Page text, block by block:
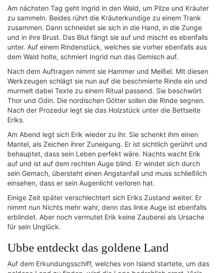
Am nächsten Tag geht Ingrid in den Wald, um Pilze und Kräuter
zu sammeln. Beides rührt die Kräuterkundige zu einem Trank
zusammen. Dann schneidet sie sich in die Hand, in die Zunge
und in ihre Brust. Das Blut fängt sie auf und mischt es ebenfalls
unter. Auf einem Rindenstück, welches sie vorher ebenfalls aus
dem Wald holte, schmiert Ingrid nun das Gemisch auf.
Nach dem Auftragen nimmt sie Hammer und Meißel. Mit diesen
Werkzeugen schlägt sie nun auf die beschmierte Rinde ein und
murmelt dabei Texte zu einem Ritual passend. Sie beschwört
Thor und Odin. Die nordischen Götter sollen die Rinde segnen.
Nach der Prozedur legt sie das Holzstück unter die Bettseite
Eriks.
Am Abend legt sich Erik wieder zu ihr. Sie schenkt ihm einen
Mantel, als Zeichen ihrer Zuneigung. Er ist sichtlich gerührt und
behauptet, dass sein Leben perfekt wäre. Nachts wacht Erik
auf und ist auf dem rechten Auge blind. Er windet sich durch
sein Gemach, übersteht einen Angstanfall und muss schließlich
einsehen, dass er sein Augenlicht verloren hat.
Einige Zeit später verschlechtert sich Eriks Zustand weiter. Er
nimmt nun Nichts mehr wahr, denn das linke Auge ist ebenfalls
erblindet. Aber noch vermutet Erik keine Zauberei als Ursache
für sein Unglück.
Ubbe entdeckt das goldene Land
Auf dem Erkundungsschiff, welches von Island startete, um das